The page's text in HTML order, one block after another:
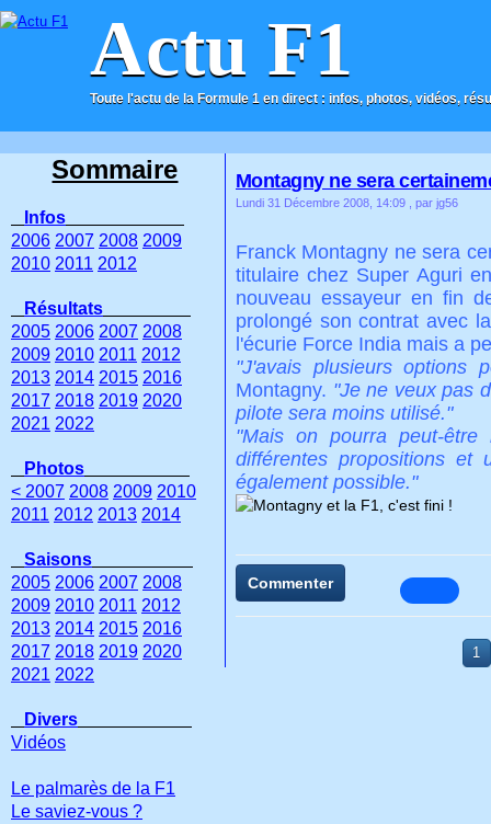
Actu F1
Toute l'actu de la Formule 1 en direct : infos, photos, vidéos,
ACCUEIL CONTACT
Montagny ne sera
Lundi 31 Décembre 2008, 14:09 , par jg56
Franck Montagny ne sera
titulaire chez Super Aguri
nouveau essayeur en fin
prolongé son contrat avec
l'écurie Force India mais a
"J'avais plusieurs
Montagny. "Je ne veux pas
pilote sera moins utilisé."
"Mais on pourra peut-
différentes propositions et
également possible."
Commenter
1
Sommaire
Infos
2006 2007 2008 2009
2010 2011 2012
Résultats
2005 2006 2007 2008
2009 2010 2011 2012
2013 2014 2015 2016
2017 2018 2019 2020
2021 2022
Photos
< 2007 2008 2009 2010
2011 2012 2013 2014
Saisons
2005 2006 2007 2008
2009 2010 2011 2012
2013 2014 2015 2016
2017 2018 2019 2020
2021 2022
Divers
Vidéos
Le palmarès de la F1
Le saviez-vous ?